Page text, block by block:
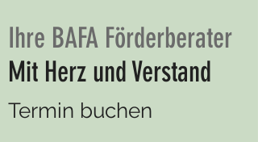
Ihre BAFA Förderberater
Mit Herz und Verstand
Termin buchen